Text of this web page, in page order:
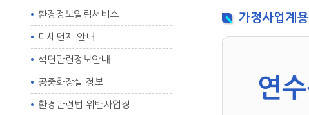
환경정보알림서비스
미세먼지 안내
석면관련정보안내
공중화장실 정보
환경관련법 위반사업장
가정사업계
연